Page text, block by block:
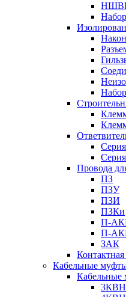
Провода
ПЗ
ПЗУ
ПЗИ
ПЗКи
П-
П-
ЗАК
Контактная
Кабельные
Кабельные